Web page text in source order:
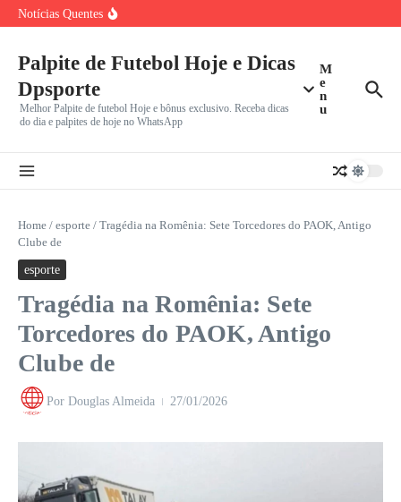
Ir para o conteúdo
Notícias Quentes
Palpite de Futebol Hoje e Dicas
Dpsporte
Melhor Palpite de futebol Hoje e bônus exclusivo. Receba dicas
do dia e palpites de hoje no WhatsApp
M
e
n
u
Home / esporte / Tragédia na Romênia: Sete Torcedores do PAOK, Antigo
Clube de
esporte
Tragédia na Romênia: Sete
Torcedores do PAOK, Antigo
Clube de
Por Douglas Almeida 27/01/2026